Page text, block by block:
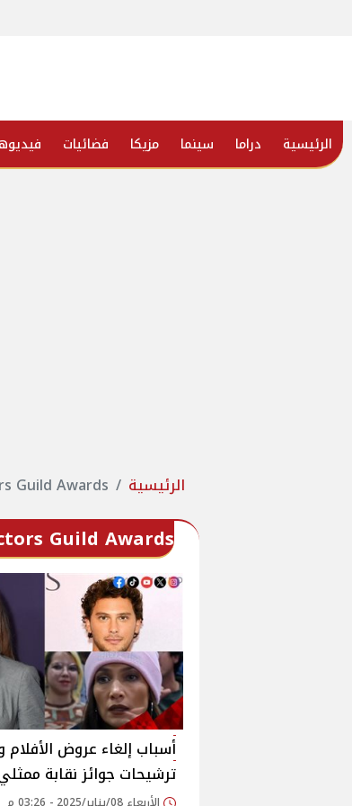
الرئيسية دراما سينما مزيكا فضائيات
الرئيسية Guild Awards
Guild Awards
أسباب إلغاء عروض الأفلام
ترشيحات جوائز نقابة